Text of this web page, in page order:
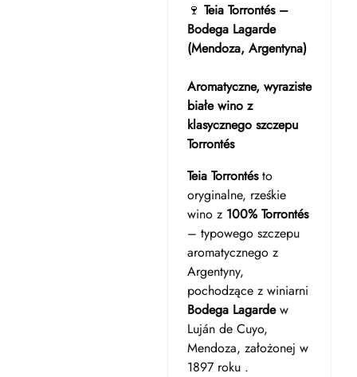
🍷 Teia Torrontés –
Bodega Lagarde
(Mendoza, Argentyna)
Aromatyczne, wyraziste
białe wino z
klasycznego szczepu
Torrontés
Teia Torrontésto
oryginalne, rześkie
wino z 100% Torrontés
– typowego szczepu
aromatycznego z
Argentyny,
pochodzące z winiarni
Bodega Lagardew
Luján de Cuyo,
Mendoza, założonej w
1897 roku .